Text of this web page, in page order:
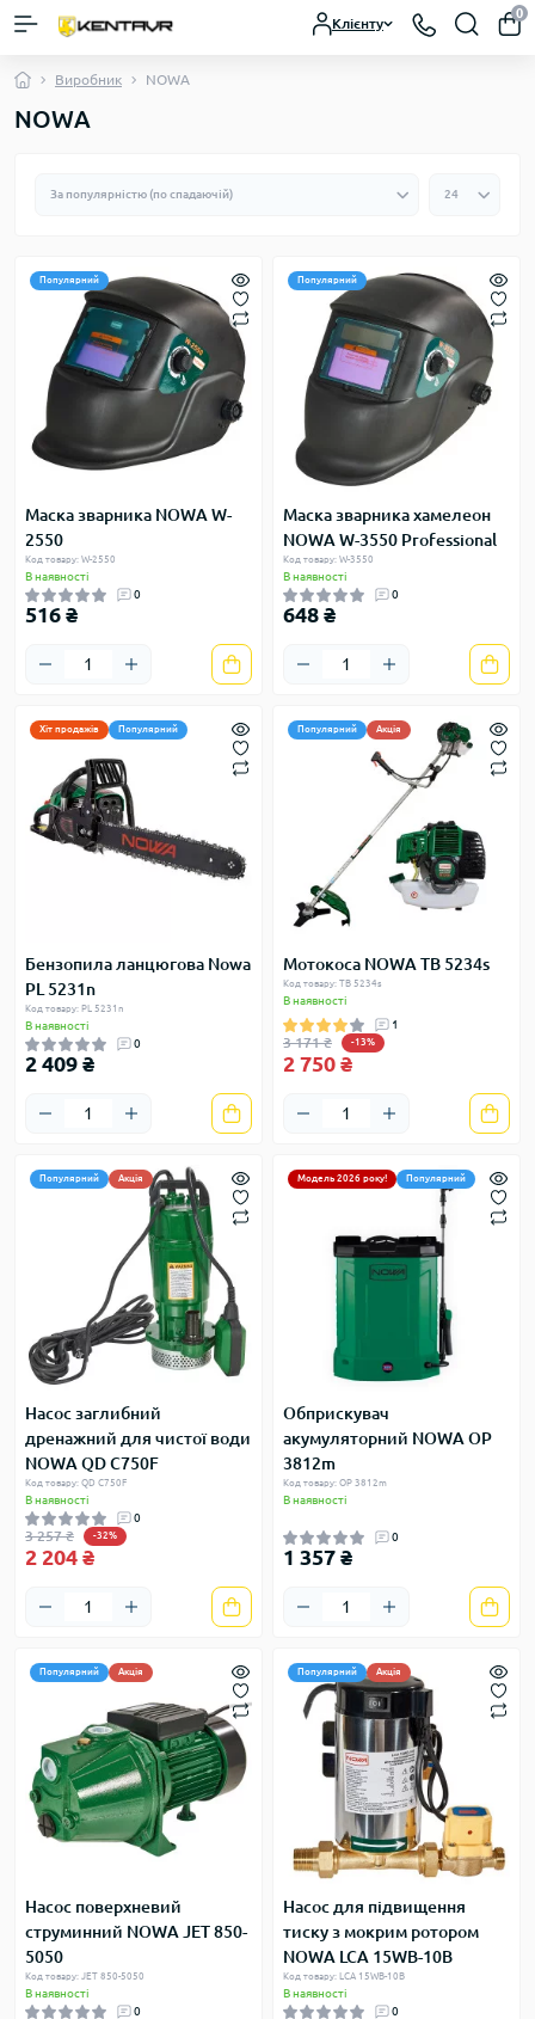
Клієнту
0
Виробник NOWA
NOWA
Популярний
Маска зварника NOWA W-
2550
Код товару: W-2550
В наявності
0
516 ₴
Популярний
Маска зварника хамелеон
NOWA W-3550 Professional
Код товару: W-3550
В наявності
0
648 ₴
Хіт продажів Популярний
Бензопила ланцюгова Nowa
PL 5231n
Код товару: PL 5231n
В наявності
0
2 409 ₴
Популярний Акція
Мотокоса NOWA TB 5234s
Код товару: TB 5234s
В наявності
1
3 171 ₴ -13%
2 750 ₴
Популярний Акція
Насос заглибний
дренажний для чистої води
NOWA QD C750F
Код товару: QD C750F
В наявності
0
3 257 ₴ -32%
2 204 ₴
Модель 2026 року! Популярний
Обприскувач
акумуляторний NOWA OP
3812m
Код товару: OP 3812m
В наявності
0
1 357 ₴
Популярний Акція
Насос поверхневий
струминний NOWA JET 850-
5050
Код товару: JET 850-5050
В наявності
0
Популярний Акція
Насос для підвищення
тиску з мокрим ротором
NOWA LCA 15WB-10B
Код товару: LCA 15WB-10B
В наявності
0